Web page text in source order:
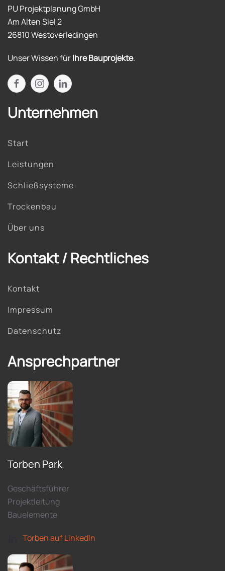
PU Projektplanung GmbH
Am Alten Siel 2
26810 Westoverledingen
Unser Wissen fürIhre Bauprojekte.
Unternehmen
Start
Leistungen
Schließsysteme
Trockenbau
Über uns
Kontakt / Rechtliches
Kontakt
Impressum
Datenschutz
Ansprechpartner
Torben Park
Geschäftsführer
Projektleitung
Bauelemente
Torben auf LinkedIn